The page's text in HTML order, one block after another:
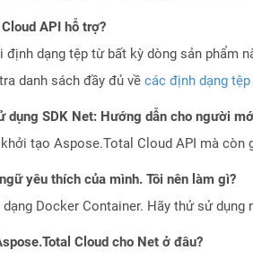
API hỗ trợ?
dạng tệp từ bất kỳ dòng sản phẩm
tra danh sách đầy đủ về các định dạng
dụng SDK Net: Hướng dẫn cho người
tạo Aspose.Total Cloud API mà
yêu thích của mình. Tôi nên làm gì?
Docker Container. Hãy thử sử
Cloud cho Net ở đâu?